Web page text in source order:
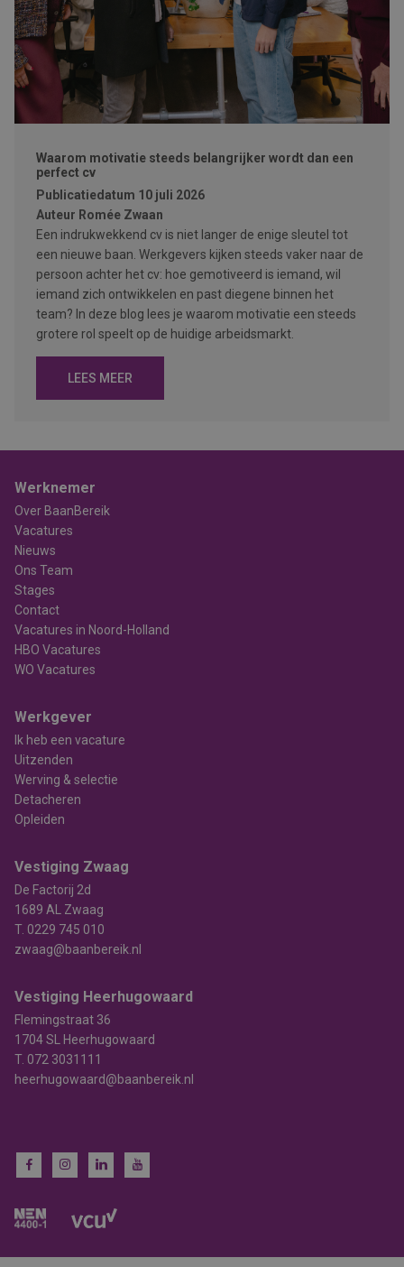
Waarom motivatie steeds belangrijker wordt dan een
perfect cv
Publicatiedatum 10 juli 2026
Auteur Romée Zwaan
Een indrukwekkend cv is niet langer de enige sleutel tot
een nieuwe baan. Werkgevers kijken steeds vaker naar de
persoon achter het cv: hoe gemotiveerd is iemand, wil
iemand zich ontwikkelen en past diegene binnen het
team? In deze blog lees je waarom motivatie een steeds
grotere rol speelt op de huidige arbeidsmarkt.
LEES MEER
Werknemer
Over BaanBereik
Vacatures
Nieuws
Ons Team
Stages
Contact
Vacatures in Noord-Holland
HBO Vacatures
WO Vacatures
Werkgever
Ik heb een vacature
Uitzenden
Werving & selectie
Detacheren
Opleiden
Vestiging Zwaag
De Factorij 2d
1689 AL Zwaag
T. 0229 745 010
zwaag@baanbereik.nl
Vestiging Heerhugowaard
Flemingstraat 36
1704 SL Heerhugowaard
T. 072 3031111
heerhugowaard@baanbereik.nl